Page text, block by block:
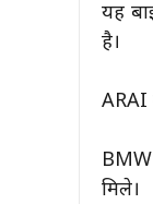
यह
है।
ARAI
मिले।